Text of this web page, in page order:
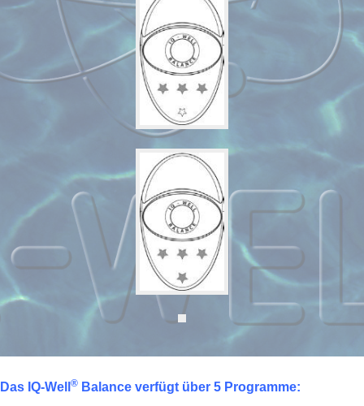
Das IQ-Well ® Balance verfügt über 5 Programme: